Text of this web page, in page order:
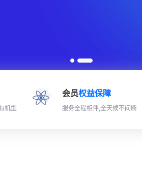
机型
会员权益保障
服务全程相伴,全天候不间断